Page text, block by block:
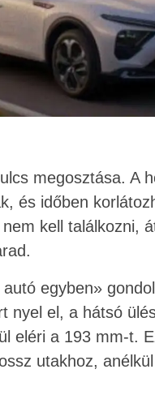
megosztása. A
és időben
kell találkozni,
egyben»
nyel el, a hátsó
eléri a 193 mm-t.
utakhoz,